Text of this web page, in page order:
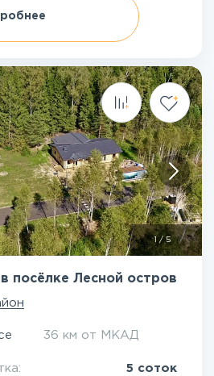
1 / 5
посёлке Лесной остров
36 км от МКАД
5 соток